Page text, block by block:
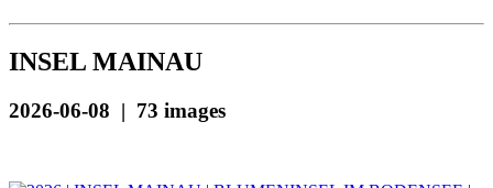
INSEL MAINAU
2026-06-08 | 73 images